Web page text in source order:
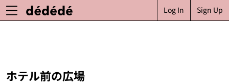
Sign Up
Log In
ホテル前の広場